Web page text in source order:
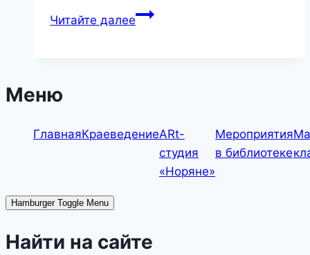
Читайте далее«Первая
Меню
ГлавнаяКраеведениеARt-
студия
«Норяне»
Мероприятия
в библиотеке
Hamburger Toggle Menu
Найти на сайте